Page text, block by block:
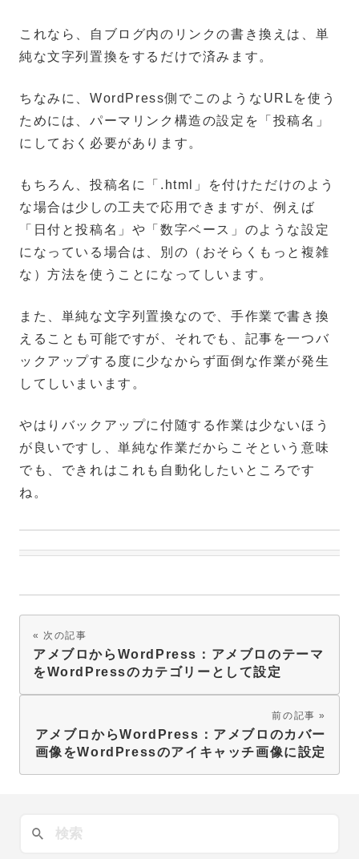
これなら、自ブログ内のリンクの書き換えは、単
純な文字列置換をするだけで済みます。
ちなみに、WordPress側でこのようなURLを使う
ためには、パーマリンク構造の設定を「投稿名」
にしておく必要があります。
もちろん、投稿名に「.html」を付けただけのよう
な場合は少しの工夫で応用できますが、例えば
「日付と投稿名」や「数字ベース」のような設定
になっている場合は、別の（おそらくもっと複雑
な）方法を使うことになってしいます。
また、単純な文字列置換なので、手作業で書き換
えることも可能ですが、それでも、記事を一つバ
ックアップする度に少なからず面倒な作業が発生
してしいまいます。
やはりバックアップに付随する作業は少ないほう
が良いですし、単純な作業だからこそという意味
でも、できれはこれも自動化したいところです
ね。
次の記事
アメブロからWordPress：アメブロのテーマ
をWordPressのカテゴリーとして設定
前の記事
アメブロからWordPress：アメブロのカバー
画像をWordPressのアイキャッチ画像に設定